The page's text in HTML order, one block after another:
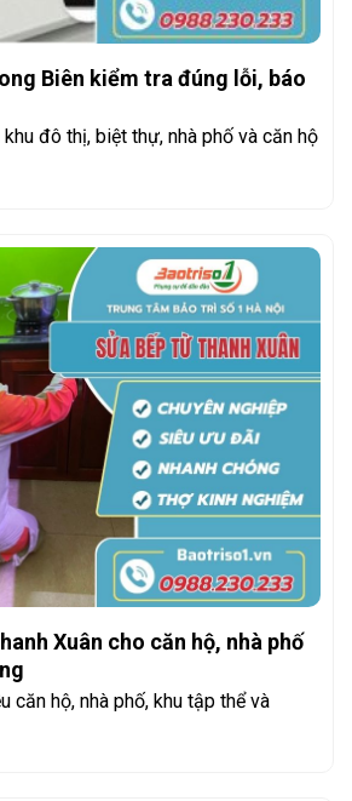
Biên kiểm tra đúng lỗi, báo
đô thị, biệt thự, nhà phố và căn hộ
Xuân cho căn hộ, nhà phố
căn hộ, nhà phố, khu tập thể và